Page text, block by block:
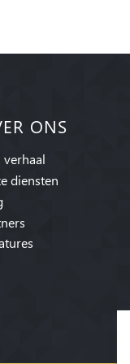
ONS
verhaal
diensten